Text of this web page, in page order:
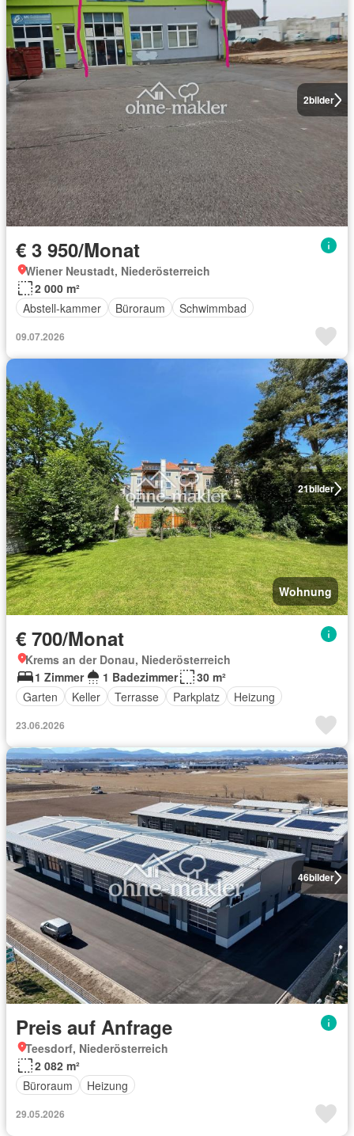
2bilder
€ 3 950/Monat
Wiener Neustadt, Niederösterreich
2 000 m²
Abstell-kammer
Büroraum Schwimmbad
09.07.2026
21bilder
Wohnung
€ 700/Monat
Krems an der Donau, Niederösterreich
1 Zimmer
1 Badezimmer
30 m²
Garten
Keller Terrasse Parkplatz Heizung
23.06.2026
46bilder
Preis auf Anfrage
Teesdorf, Niederösterreich
2 082 m²
Büroraum
Heizung
29.05.2026